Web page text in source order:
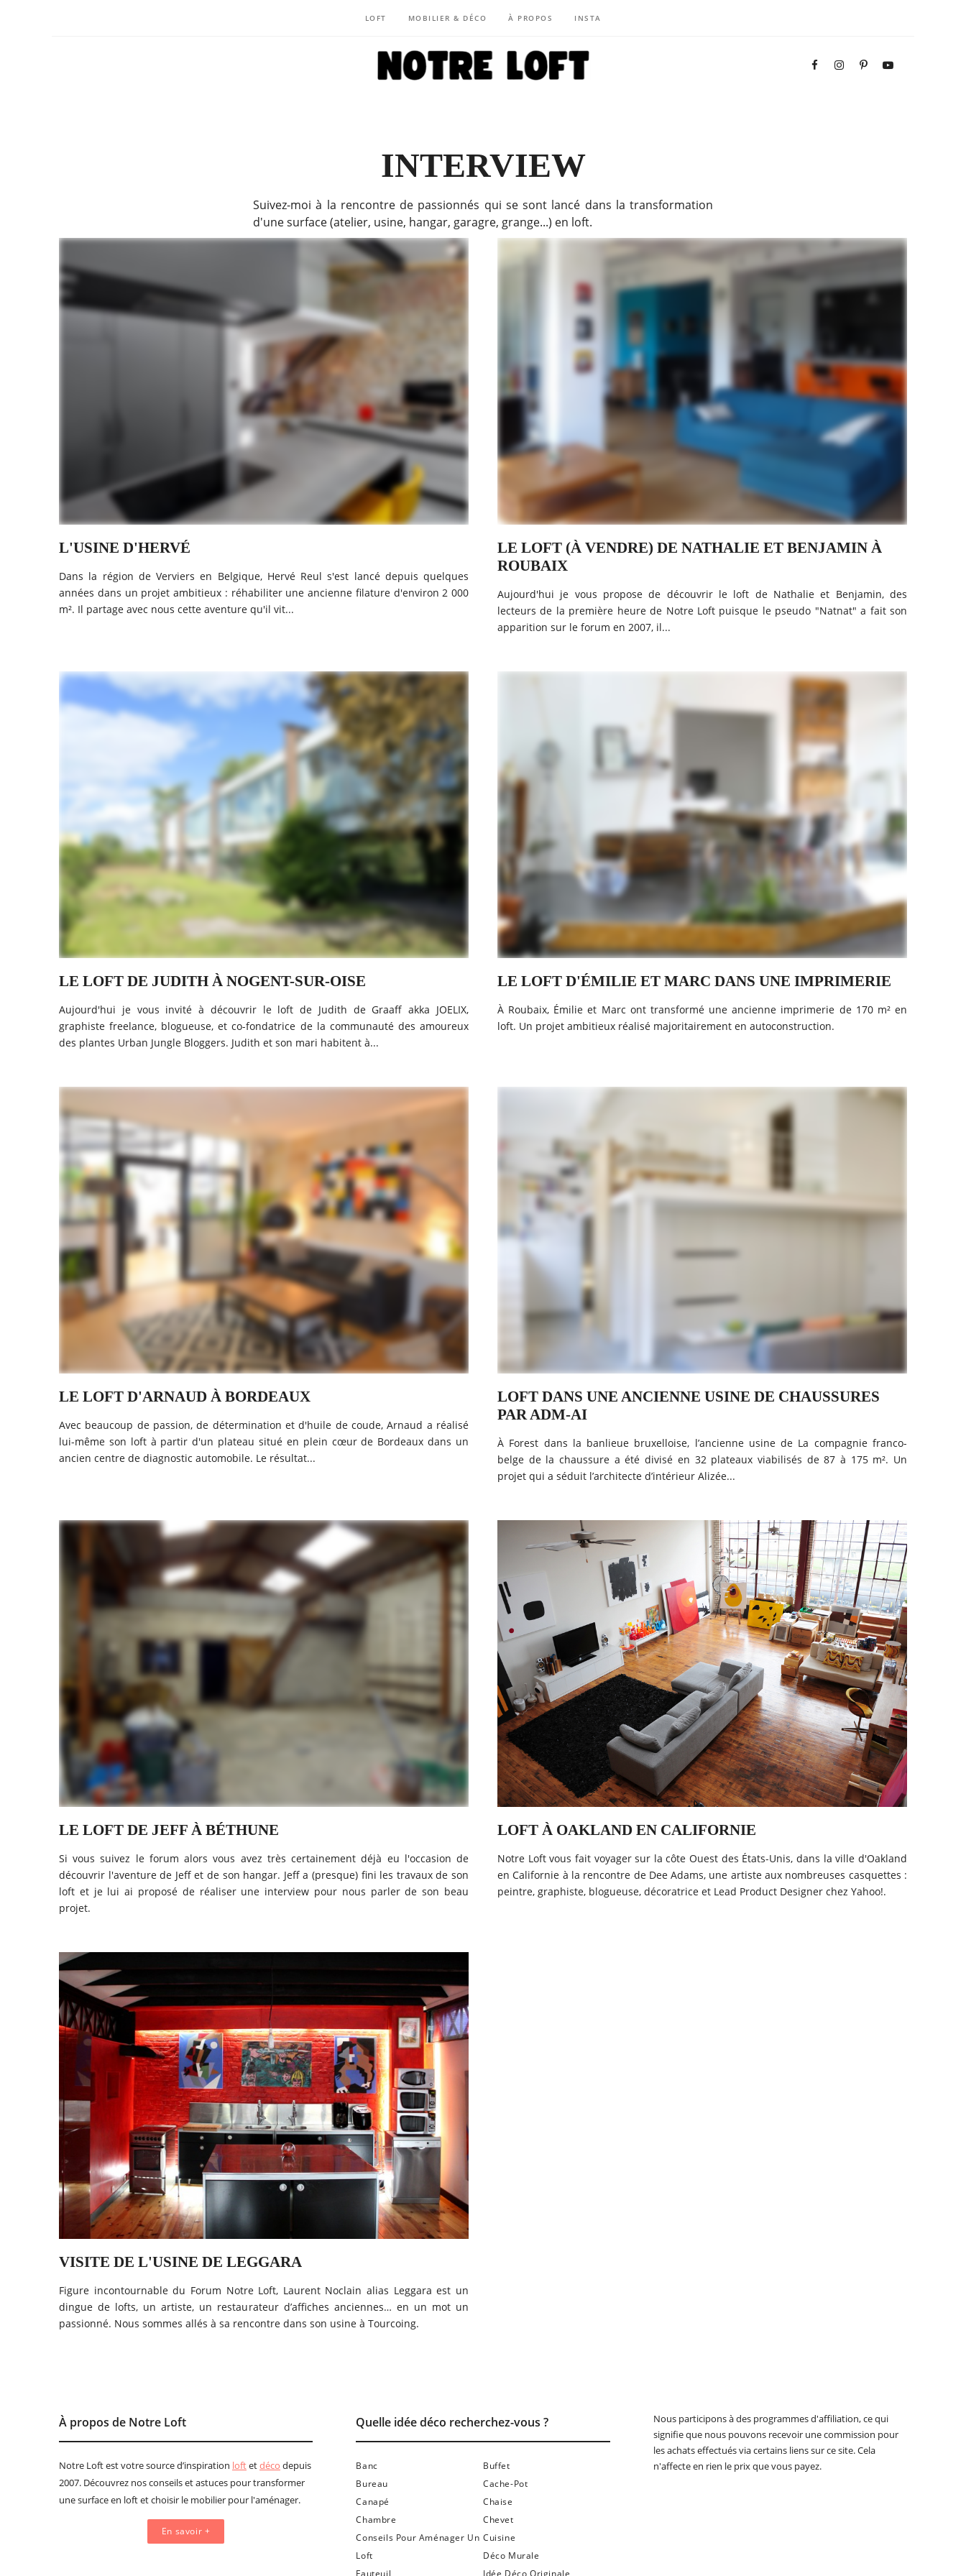
LOFT MOBILIER & DÉCO À PROPOS INSTA
INTERVIEW
Suivez-moi à la rencontre de passionnés qui se sont lancé dans la transformation
d'une surface (atelier, usine, hangar, garagre, grange...) en loft.
L'USINE D'HERVÉ
Dans la région de Verviers en Belgique, Hervé Reul s'est lancé depuis quelques
années dans un projet ambitieux : réhabiliter une ancienne filature d'environ 2 000
m². Il partage avec nous cette aventure qu'il vit...
LE LOFT (À VENDRE) DE NATHALIE ET BENJAMIN À
ROUBAIX
Aujourd'hui je vous propose de découvrir le loft de Nathalie et Benjamin, des
lecteurs de la première heure de Notre Loft puisque le pseudo "Natnat" a fait son
apparition sur le forum en 2007, il...
LE LOFT DE JUDITH À NOGENT-SUR-OISE
Aujourd'hui je vous invité à découvrir le loft de Judith de Graaff akka JOELIX,
graphiste freelance, blogueuse, et co-fondatrice de la communauté des amoureux
des plantes Urban Jungle Bloggers. Judith et son mari habitent à...
LE LOFT D'ÉMILIE ET MARC DANS UNE IMPRIMERIE
À Roubaix, Émilie et Marc ont transformé une ancienne imprimerie de 170 m² en
loft. Un projet ambitieux réalisé majoritairement en autoconstruction.
LE LOFT D'ARNAUD À BORDEAUX
Avec beaucoup de passion, de détermination et d'huile de coude, Arnaud a réalisé
lui-même son loft à partir d'un plateau situé en plein cœur de Bordeaux dans un
ancien centre de diagnostic automobile. Le résultat...
LOFT DANS UNE ANCIENNE USINE DE CHAUSSURES
PAR ADM-AI
À Forest dans la banlieue bruxelloise, l’ancienne usine de La compagnie franco-
belge de la chaussure a été divisé en 32 plateaux viabilisés de 87 à 175 m². Un
projet qui a séduit l’architecte d’intérieur Alizée...
LE LOFT DE JEFF À BÉTHUNE
Si vous suivez le forum alors vous avez très certainement déjà eu l'occasion de
découvrir l'aventure de Jeff et de son hangar. Jeff a (presque) fini les travaux de son
loft et je lui ai proposé de réaliser une interview pour nous parler de son beau
projet.
LOFT À OAKLAND EN CALIFORNIE
Notre Loft vous fait voyager sur la côte Ouest des États-Unis, dans la ville d'Oakland
en Californie à la rencontre de Dee Adams, une artiste aux nombreuses casquettes :
peintre, graphiste, blogueuse, décoratrice et Lead Product Designer chez Yahoo!.
VISITE DE L'USINE DE LEGGARA
Figure incontournable du Forum Notre Loft, Laurent Noclain alias Leggara est un
dingue de lofts, un artiste, un restaurateur d’affiches anciennes… en un mot un
passionné. Nous sommes allés à sa rencontre dans son usine à Tourcoing.
À propos de Notre Loft
Notre Loft est votre source d’inspiration loftetdéco depuis
2007. Découvrez nos conseils et astuces pour transformer
une surface en loft et choisir le mobilier pour l'aménager.
En savoir +
Quelle idée déco recherchez-vous ?
Banc
Buffet
Bureau
Cache-Pot
Canapé
Chaise
Chambre
Chevet
Conseils Pour Aménager Un
Loft
Cuisine
Déco Murale
Fauteuil
Idée Déco Originale
Nous participons à des programmes d'affiliation, ce qui
signifie que nous pouvons recevoir une commission pour
les achats effectués via certains liens sur ce site. Cela
n'affecte en rien le prix que vous payez.